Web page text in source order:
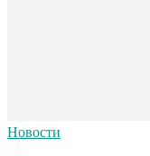
Новости